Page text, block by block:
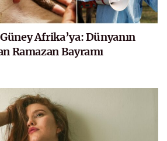
Afrika’ya: Dünyanın
Ramazan Bayramı